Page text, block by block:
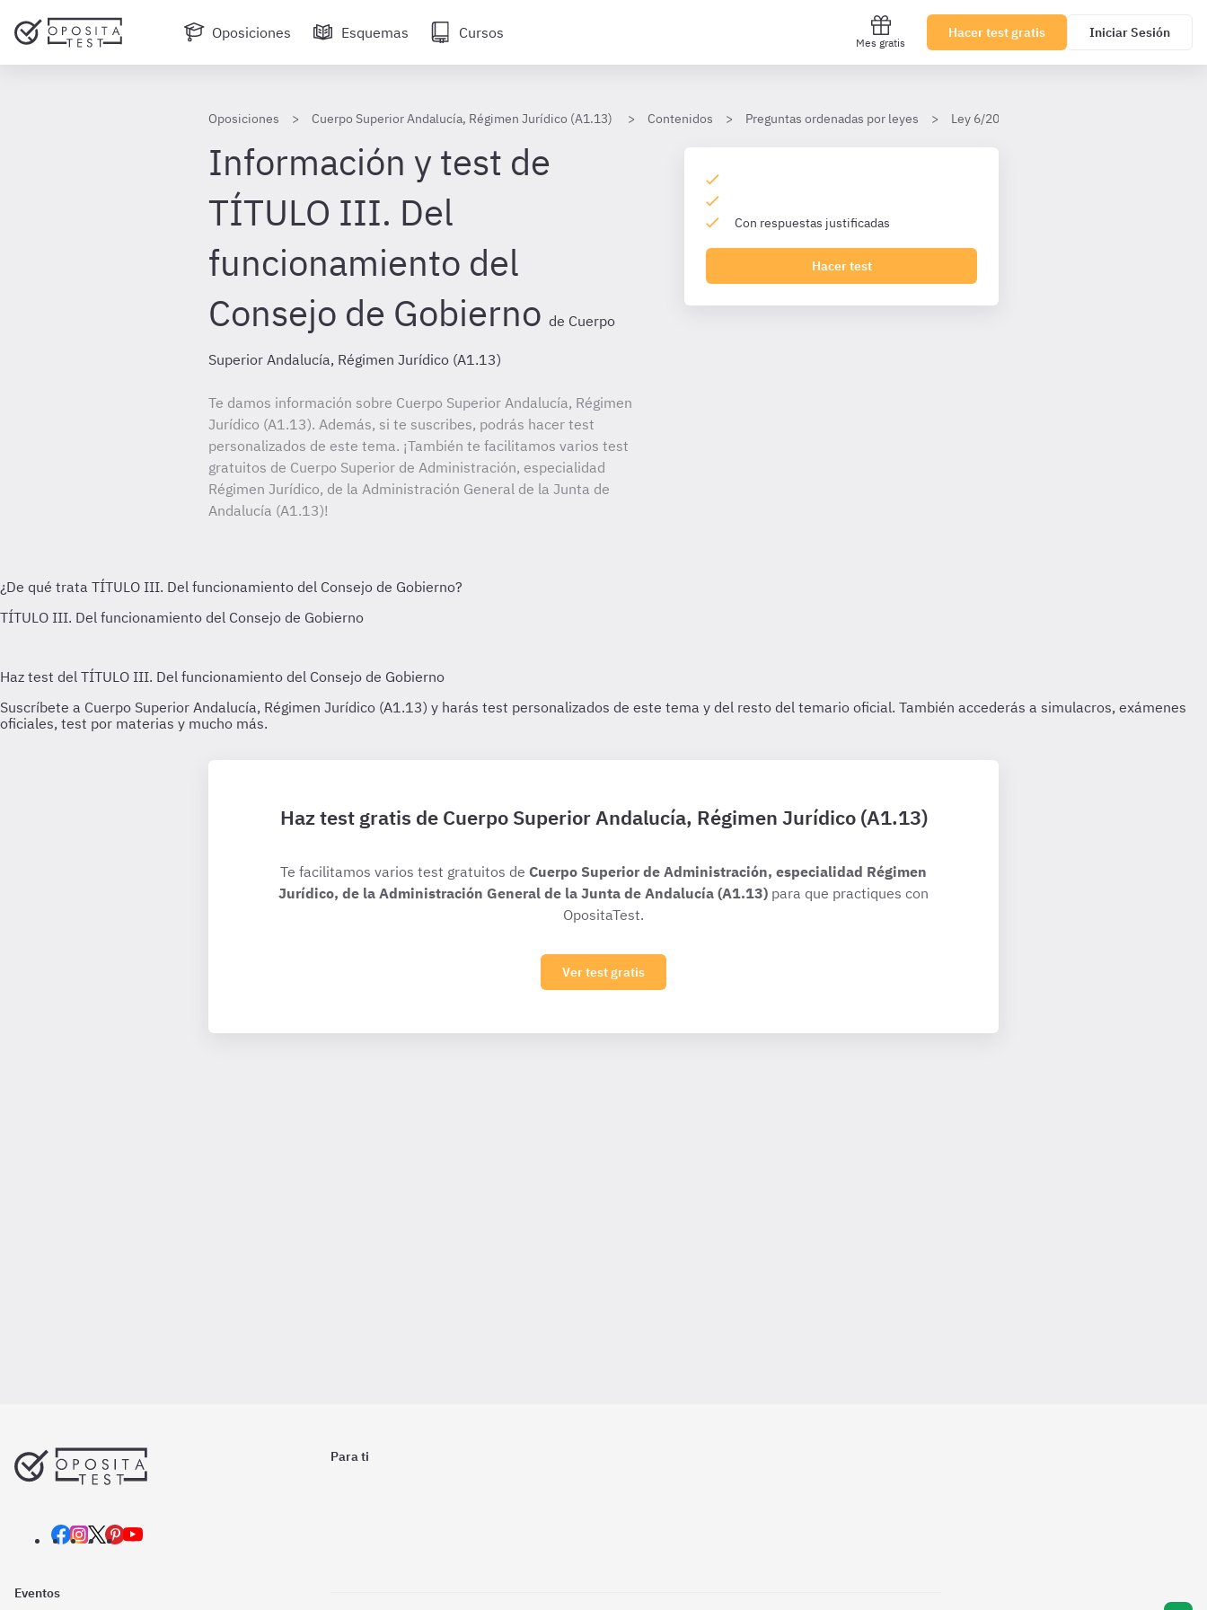
Oposiciones Esquemas Cursos
Mes gratis
Hacer test gratis Iniciar Sesión
Oposiciones Cuerpo Superior Andalucía, Régimen Jurídico (A1.13) Contenidos Preguntas ordenadas por leyes Ley 6/2006, de 24 de octubre, del Gobierno
Información y test de
TÍTULO III. Del
funcionamiento del
Consejo de Gobierno de Cuerpo
Superior Andalucía, Régimen Jurídico (A1.13)
Te damos información sobre Cuerpo Superior Andalucía, Régimen
Jurídico (A1.13). Además, si te suscribes, podrás hacer test
personalizados de este tema. ¡También te facilitamos varios test
gratuitos de Cuerpo Superior de Administración, especialidad
Régimen Jurídico, de la Administración General de la Junta de
Andalucía (A1.13)!
Con respuestas justificadas
Hacer test
Haz test gratis de Cuerpo Superior Andalucía, Régimen Jurídico (A1.13)
Te facilitamos varios test gratuitos de Cuerpo Superior de Administración, especialidad Régimen
Jurídico, de la Administración General de la Junta de Andalucía (A1.13) para que practiques con
OpositaTest.
Ver test gratis
Para ti
Eventos